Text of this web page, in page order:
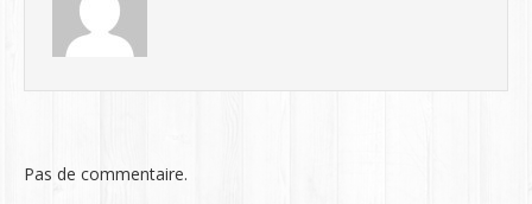
Pas de commentaire.